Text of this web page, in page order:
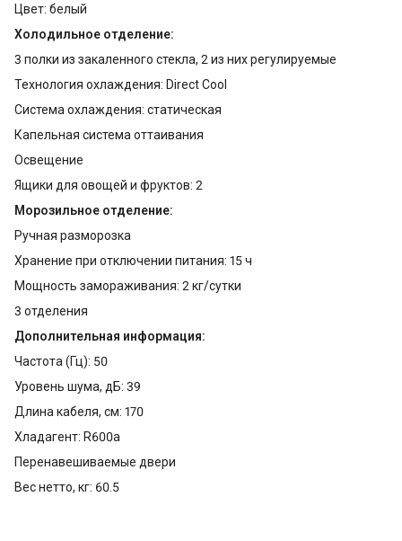
Цвет: белый
Холодильное отделение:
3 полки из закаленного стекла, 2 из них регулируемые
Технология охлаждения: Direct Cool
Система охлаждения: статическая
Капельная система оттаивания
Освещение
Ящики для овощей и фруктов: 2
Морозильное отделение:
Ручная разморозка
Хранение при отключении питания: 15 ч
Мощность замораживания: 2 кг/сутки
3 отделения
Дополнительная информация:
Частота (Гц): 50
Уровень шума, дБ: 39
Длина кабеля, см: 170
Хладагент: R600a
Перенавешиваемые двери
Вес нетто, кг: 60.5